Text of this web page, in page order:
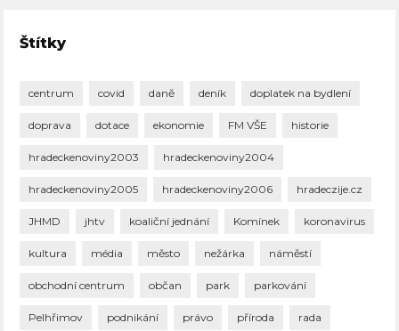
Štítky
centrum covid daně deník doplatek na bydlení
doprava dotace ekonomie FM VŠE historie
hradeckenoviny2003 hradeckenoviny2004
hradeckenoviny2005 hradeckenoviny2006 hradeczije.cz
JHMD jhtv koaliční jednání Komínek koronavirus
kultura média město nežárka náměstí
obchodní centrum občan park parkování
Pelhřimov podnikání právo příroda rada